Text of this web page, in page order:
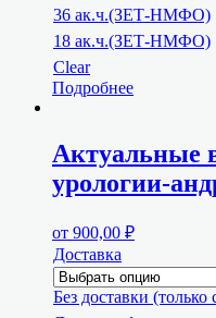
36 ак.ч.(ЗЕТ-НМФО)
18 ак.ч.(ЗЕТ-НМФО)
Clear
Подробнее
Актуальные
урологии-
от 900,00 ₽
Доставка
Без доставки